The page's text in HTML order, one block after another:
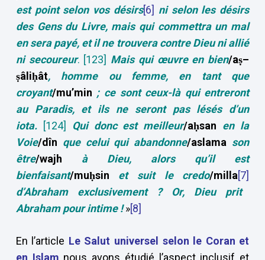
est point selon vos désirs[6] ni selon les désirs
des Gens du Livre, mais qui commettra un mal
en sera payé, et il ne trouvera contre Dieu ni allié
ni secoureur. [123] Mais qui œuvre en bien/aṣ–
ṣâliḥât, homme ou femme, en tant que
croyant/mu’min ; ce sont ceux-là qui entreront
au Paradis, et ils ne seront pas lésés d’un
iota. [124] Qui donc est meilleur/aḥsan en la
Voie/dîn que celui qui abandonne/aslama son
être/wajh
à Dieu, alors qu’il est
bienfaisant/muḥsin et suit le credo/milla[7]
d’Abraham exclusivement
? Or, Dieu prit
Abraham pour intime! »[8]
En l’article Le Salut universel selon le Coran et
en Islam nous avons étudié l’aspect inclusif et